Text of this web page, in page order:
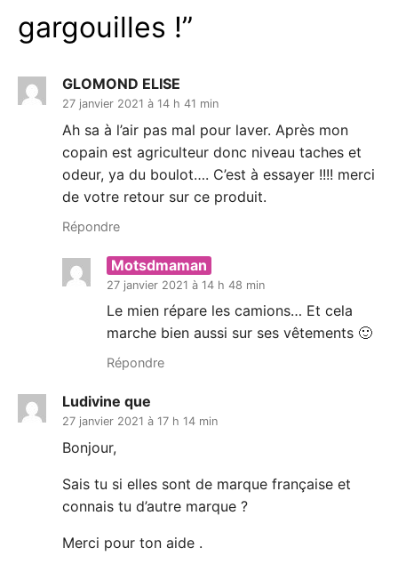
gargouilles !”
GLOMOND ELISE
27 janvier 2021 à 14 h 41 min
Ah sa à l’air pas mal pour laver. Après mon
copain est agriculteur donc niveau taches et
odeur, ya du boulot…. C’est à essayer !!!! merci
de votre retour sur ce produit.
Répondre
Motsdmaman
27 janvier 2021 à 14 h 48 min
Le mien répare les camions… Et cela
marche bien aussi sur ses vêtements 🙂
Répondre
Ludivine que
27 janvier 2021 à 17 h 14 min
Bonjour,
Sais tu si elles sont de marque française et
connais tu d’autre marque ?
Merci pour ton aide .